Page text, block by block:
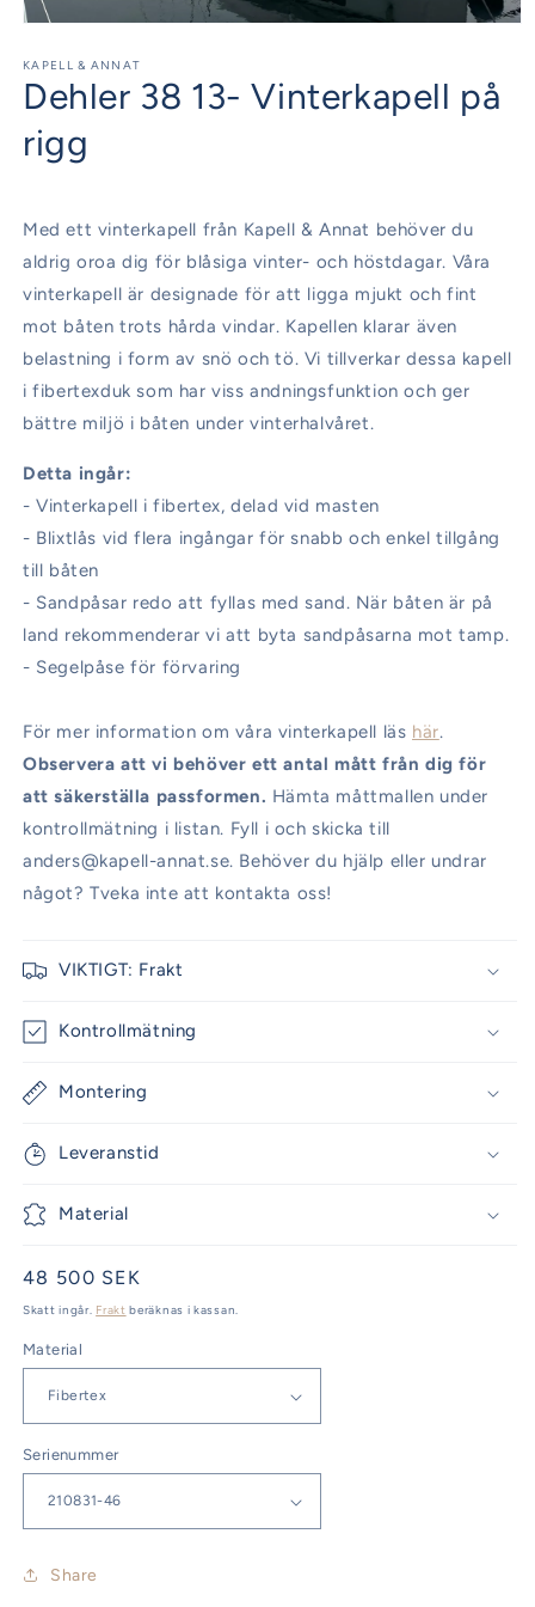
1
i
modalfönster
KAPELL & ANNAT
Dehler 38 13- Vinterkapell på
rigg
Med ett vinterkapell från Kapell & Annat behöver du
aldrig oroa dig för blåsiga vinter- och höstdagar. Våra
vinterkapell är designade för att ligga mjukt och fint
mot båten trots hårda vindar. Kapellen klarar även
belastning i form av snö och tö. Vi tillverkar dessa kapell
i fibertexduk som har viss andningsfunktion och ger
bättre miljö i båten under vinterhalvåret.
Detta ingår:
- Vinterkapell i fibertex, delad vid masten
- Blixtlås vid flera ingångar för snabb och enkel tillgång
till båten
- Sandpåsar redo att fyllas med sand. När båten är på
land rekommenderar vi att byta sandpåsarna mot tamp.
- Segelpåse för förvaring
För mer information om våra vinterkapell läs här.
Observera att vi behöver ett antal mått från dig för
att säkerställa passformen. Hämta måttmallen under
kontrollmätning i listan. Fyll i och skicka till
anders@kapell-annat.se. Behöver du hjälp eller undrar
något? Tveka inte att kontakta oss!
VIKTIGT: Frakt
Kontrollmätning
Montering
Leveranstid
Material
Ordinarie
pris
48 500 SEK
Skatt ingår. Frakt beräknas i kassan.
Material
Serienummer
Share